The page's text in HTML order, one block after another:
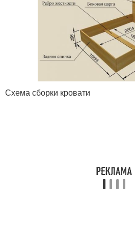
Схема сборки кровати